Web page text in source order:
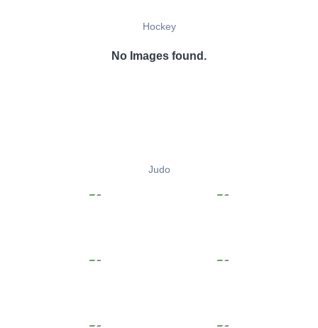
Hockey
No Images found.
Judo